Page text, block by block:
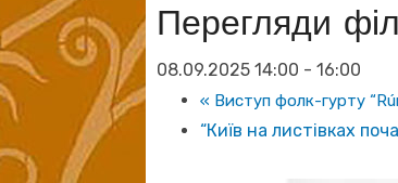
Перегляди
08.09.2025 14:00 -16:00
« Виступ фолк-гурту
“Київ на листівках